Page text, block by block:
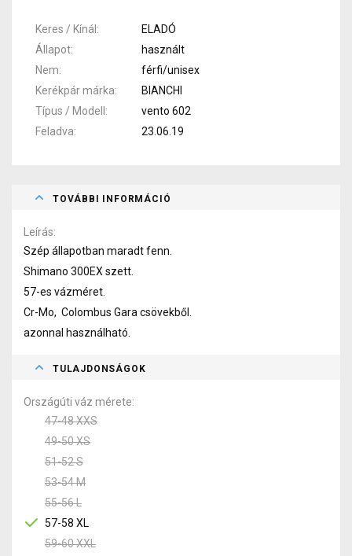
Keres / Kínál
ELADÓ
Állapot
használt
Nem
férfi/unisex
Kerékpár márka
BIANCHI
Típus / Modell
vento 602
Feladva
23.06.19
TOVÁBBI INFORMÁCIÓ
Leírás
Szép állapotban maradt fenn.
Shimano 300EX szett.
57-es vázméret.
Cr-Mo, Colombus Gara csövekből.
azonnal használható.
TULAJDONSÁGOK
Országúti váz mérete
47-48 XXS
49-50 XS
51-52 S
53-54 M
55-56 L
57-58 XL
59-60 XXL